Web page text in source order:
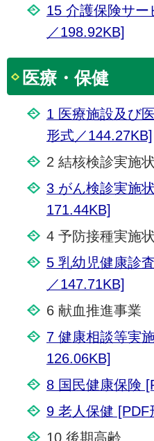
15 介護保険サ
／198.92KB]
医療・保健
1 医療施設及び
形式／144.27KB]
2 結核検診実施
3 がん検診実施
171.44KB]
4 予防接種実施
5 乳幼児健康診
／147.71KB]
6 献血推進事業
7 健康相談等実
126.06KB]
8 国民健康保険
9 老人保健 [PDF
10 後期高齢